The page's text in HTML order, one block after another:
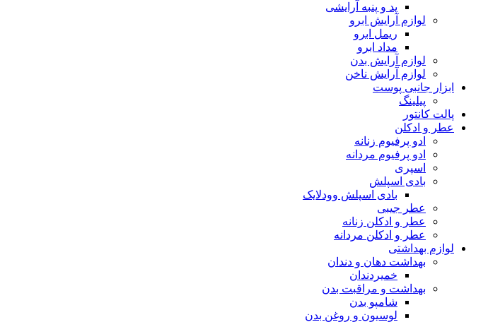
پد و پنبه آرایشی
لوازم آرایش ابرو
ریمل ابرو
مداد ابرو
لوازم آرایش بدن
لوازم آرایش ناخن
ابزار جانبی پوست
پیلینگ
پالت کانتور
عطر و ادکلن
ادو پرفیوم زنانه
ادو پرفیوم مردانه
اسپری
بادی اسپلش
بادی اسپلش وودلایک
عطر جیبی
عطر و ادکلن زنانه
عطر و ادکلن مردانه
لوازم بهداشتی
بهداشت دهان و دندان
خمیردندان
بهداشت و مراقبت بدن
شامپو بدن
لوسیون و روغن بدن